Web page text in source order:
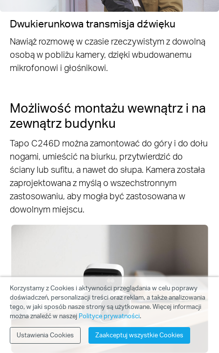
Dwukierunkowa transmisja dźwięku
Nawiąż rozmowę w czasie rzeczywistym z dowolną
osobą w pobliżu kamery, dzięki wbudowanemu
mikrofonowi i głośnikowi.
Możliwość montażu wewnątrz i na
zewnątrz budynku
Tapo C246D można zamontować do góry i do dołu
nogami, umieścić na biurku, przytwierdzić do
ściany lub sufitu, a nawet do słupa. Kamera została
zaprojektowana z myślą o wszechstronnym
zastosowaniu, aby mogła być zastosowana w
dowolnym miejscu.
Korzystamy z Cookies i aktywności przeglądania w celu poprawy
doświadczeń, personalizacji treści oraz reklam, a także analizowania
tego, w jaki sposób nasze strony są użytkowane. Więcej informacji
można znaleźć w naszej Polityce prywatności.
Ustawienia Cookies Zaakceptuj wszystkie Cookies